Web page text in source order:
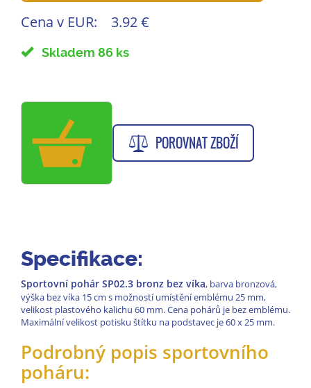
Cena v EUR: 3.92 €
Skladem 86 ks
POROVNAT ZBOŽÍ
Specifikace:
Sportovní pohár SP02.3 bronz bez víka, barva bronzová,
výška bez víka 15 cm s možností umístění emblému 25 mm,
velikost plastového kalichu 60 mm. Cena pohárů je bez emblému.
Maximální velikost potisku štítku na podstavec je 60 x 25 mm.
Podrobný popis sportovního
poháru: